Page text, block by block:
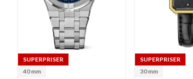
SUPERPRISER
40 mm
SUPERPRISER
30 mm